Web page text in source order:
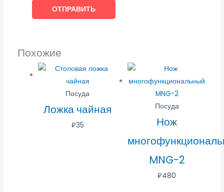
Похожие
Посуда
Ложка чайная
₽35
Посуда
Нож
MNG-2
₽480